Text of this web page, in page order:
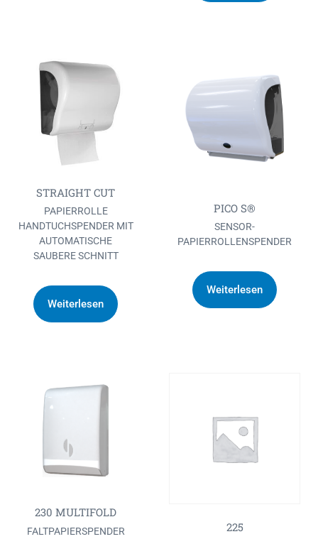
STRAIGHT CUT
PAPIERROLLE
HANDTUCHSPENDER MIT
AUTOMATISCHE
SAUBERE SCHNITT
Weiterlesen
PICO S®
SENSOR-
PAPIERROLLENSPENDER
Weiterlesen
230 MULTIFOLD
FALTPAPIERSPENDER 225